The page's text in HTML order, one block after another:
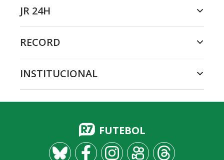
JR 24H
RECORD
INSTITUCIONAL
FUTEBOL